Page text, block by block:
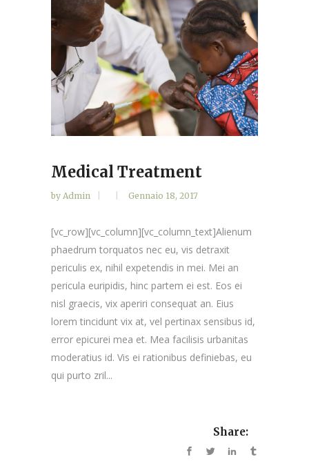
Medical Treatment
by Admin Gennaio 18, 2017
[vc_row][vc_column][vc_column_text]Alienum
phaedrum torquatos nec eu, vis detraxit
periculis ex, nihil expetendis in mei. Mei an
pericula euripidis, hinc partem ei est. Eos ei
nisl graecis, vix aperiri consequat an. Eius
lorem tincidunt vix at, vel pertinax sensibus id,
error epicurei mea et. Mea facilisis urbanitas
moderatius id. Vis ei rationibus definiebas, eu
qui purto zril...
Share: